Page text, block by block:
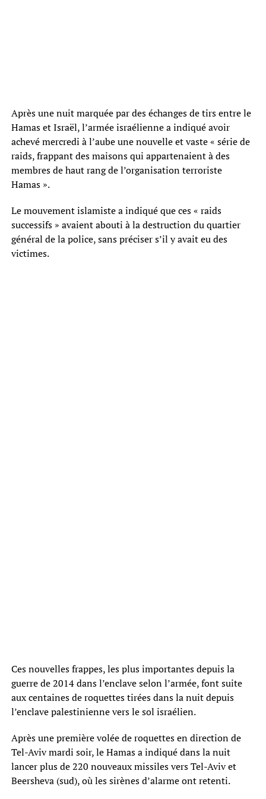
Après une nuit marquée par des échanges de tirs entre le
Hamas et Israël, l’armée israélienne a indiqué avoir
achevé mercredi à l’aube une nouvelle et vaste « série de
raids, frappant des maisons qui appartenaient à des
membres de haut rang de l’organisation terroriste
Hamas ».
Le mouvement islamiste a indiqué que ces « raids
successifs » avaient abouti à la destruction du quartier
général de la police, sans préciser s’il y avait eu des
victimes.
Ces nouvelles frappes, les plus importantes depuis la
guerre de 2014 dans l’enclave selon l’armée, font suite
aux centaines de roquettes tirées dans la nuit depuis
l’enclave palestinienne vers le sol israélien.
Après une première volée de roquettes en direction de
Tel-Aviv mardi soir, le Hamas a indiqué dans la nuit
lancer plus de 220 nouveaux missiles vers Tel-Aviv et
Beersheva (sud), où les sirènes d’alarme ont retenti.